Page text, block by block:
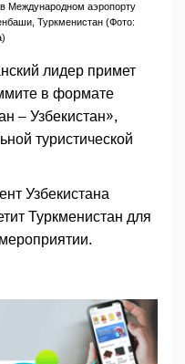
Международном аэропорту
Туркменистан (Фото:
лидер примет
в формате
– Узбекистан»,
туристической
Узбекистана
Туркменистан для